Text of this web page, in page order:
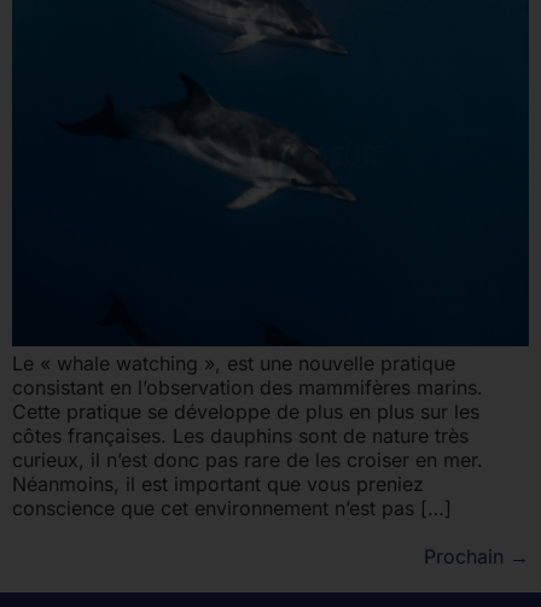
Le « whale watching », est une nouvelle pratique
consistant en l’observation des mammifères marins.
Cette pratique se développe de plus en plus sur les
côtes françaises. Les dauphins sont de nature très
curieux, il n’est donc pas rare de les croiser en mer.
Néanmoins, il est important que vous preniez
conscience que cet environnement n’est pas […]
Prochain →